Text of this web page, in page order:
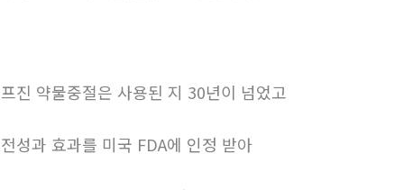
진 약물중절은 사용된 지 30년이 넘었고
성과 효과를 미국 FDA에 인정 받아